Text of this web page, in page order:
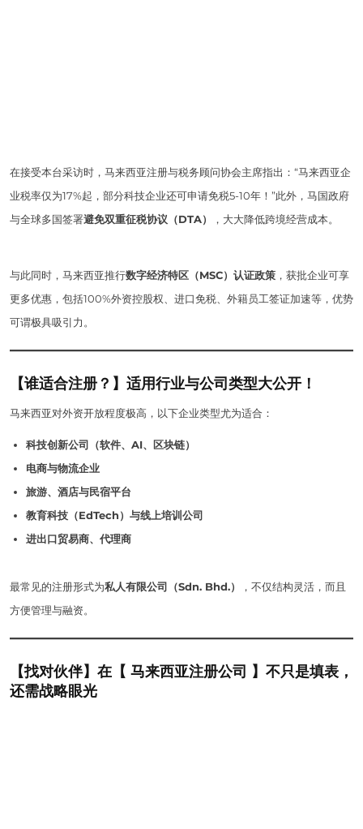
在接受本台采访时，马来西亚注册与税务顾问协会主席指出：“马来西亚企
业税率仅为17%起，部分科技企业还可申请免税5-10年！”此外，马国政府
与全球多国签署避免双重征税协议（DTA） ，大大降低跨境经营成本。
与此同时，马来西亚推行数字经济特区（MSC）认证政策 ，获批企业可享
更多优惠，包括100%外资控股权、进口免税、外籍员工签证加速等，优势
可谓极具吸引力。
【谁适合注册？】适用行业与公司类型大公开！
马来西亚对外资开放程度极高，以下企业类型尤为适合：
科技创新公司（软件、AI、区块链）
电商与物流企业
旅游、酒店与民宿平台
教育科技（EdTech）与线上培训公司
进出口贸易商、代理商
最常见的注册形式为私人有限公司（Sdn. Bhd.）
，不仅结构灵活，而且
方便管理与融资。
【找对伙伴】在【 马来西亚注册公司 】不只是填表，
还需战略眼光